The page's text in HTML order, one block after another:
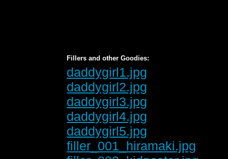
Fillers and other Goodies:
daddygirl1.jpg
daddygirl2.jpg
daddygirl3.jpg
daddygirl4.jpg
daddygirl5.jpg
filler_001_hiramaki.jpg